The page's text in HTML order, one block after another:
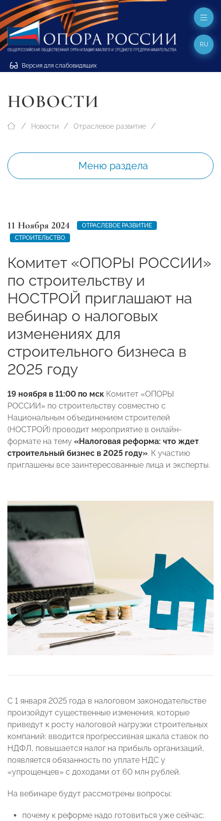
Версия для слабовидящих
RU
НОВОСТИ
Новости Отраслевое развитие
Меню раздела
11 Ноября 2024
ОТРАСЛЕВОЕ РАЗВИТИЕ
СТРОИТЕЛЬСТВО
Комитет «ОПОРЫ РОССИИ»
по строительству и
НОСТРОЙ приглашают на
вебинар о налоговых
изменениях для
строительного бизнеса в
2025 году
19 ноября в 11:00 по мск Комитет «ОПОРЫ
РОССИИ» по строительству совместно с
Национальным объединением строителей
(НОСТРОЙ) проводит мероприятие в онлайн-
формате на тему «Налоговая реформа: что ждет
строительный бизнес в 2025 году». К участию
приглашены все заинтересованные лица и эксперты.
C 1 января 2025 года в налоговом законодательстве
произойдут существенные изменения, которые
приведут к росту налоговой нагрузки строительных
компаний: вводится прогрессивная шкала ставок по
НДФЛ, повышается налог на прибыль организаций,
появляется обязанность по уплате НДС у
«упрощенцев» с доходами от 60 млн рублей.
На вебинаре будут рассмотрены вопросы:
почему к реформе надо готовиться уже сейчас;